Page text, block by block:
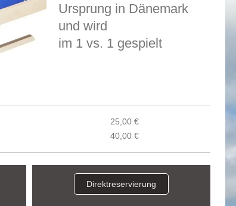
Ursprung in Dänemark
und wird
im 1 vs. 1 gespielt
25,00 €
40,00 €
Direktreservierung